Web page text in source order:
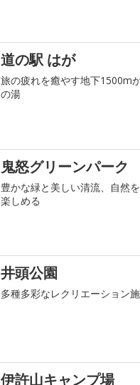
道の駅 はが
旅の疲れを癒やす地下1500m
の湯
鬼怒グリーンパーク
豊かな緑と美しい清流、自然
楽しめる
井頭公園
多種多彩なレクリエーション
伊許山キャンプ場